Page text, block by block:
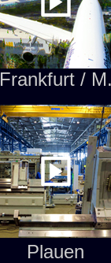
Frankfurt /
Plauen